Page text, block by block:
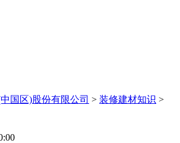
国区)股份有限公司 > 装修建材知识 >